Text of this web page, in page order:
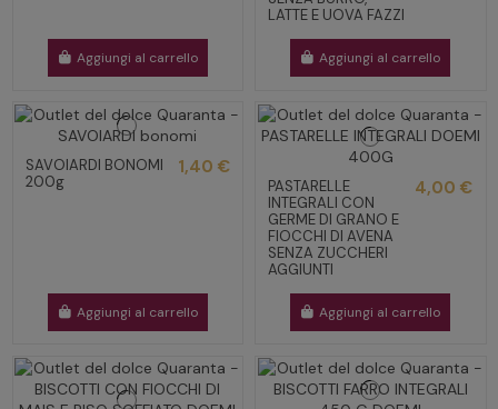
Aggiungi al carrello
LATTE E UOVA FAZZI
Aggiungi al carrello
SAVOIARDI BONOMI
200g
1,40 €
Aggiungi al carrello
PASTARELLE
INTEGRALI CON
GERME DI GRANO E
FIOCCHI DI AVENA
SENZA ZUCCHERI
AGGIUNTI
4,00 €
Aggiungi al carrello